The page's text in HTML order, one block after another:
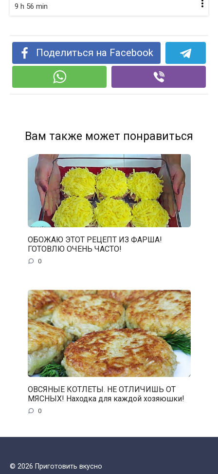
9 h 56 min
Поделиться на Facebook
Вам также может понравиться
ОБОЖАЮ ЭТОТ РЕЦЕПТ ИЗ ФАРША!
ГОТОВЛЮ ОЧЕНЬ ЧАСТО!
0
ОВСЯНЫЕ КОТЛЕТЫ. НЕ ОТЛИЧИШЬ ОТ
МЯСНЫХ! Находка для каждой хозяюшки!
0
© 2026 Приготовить вкусно